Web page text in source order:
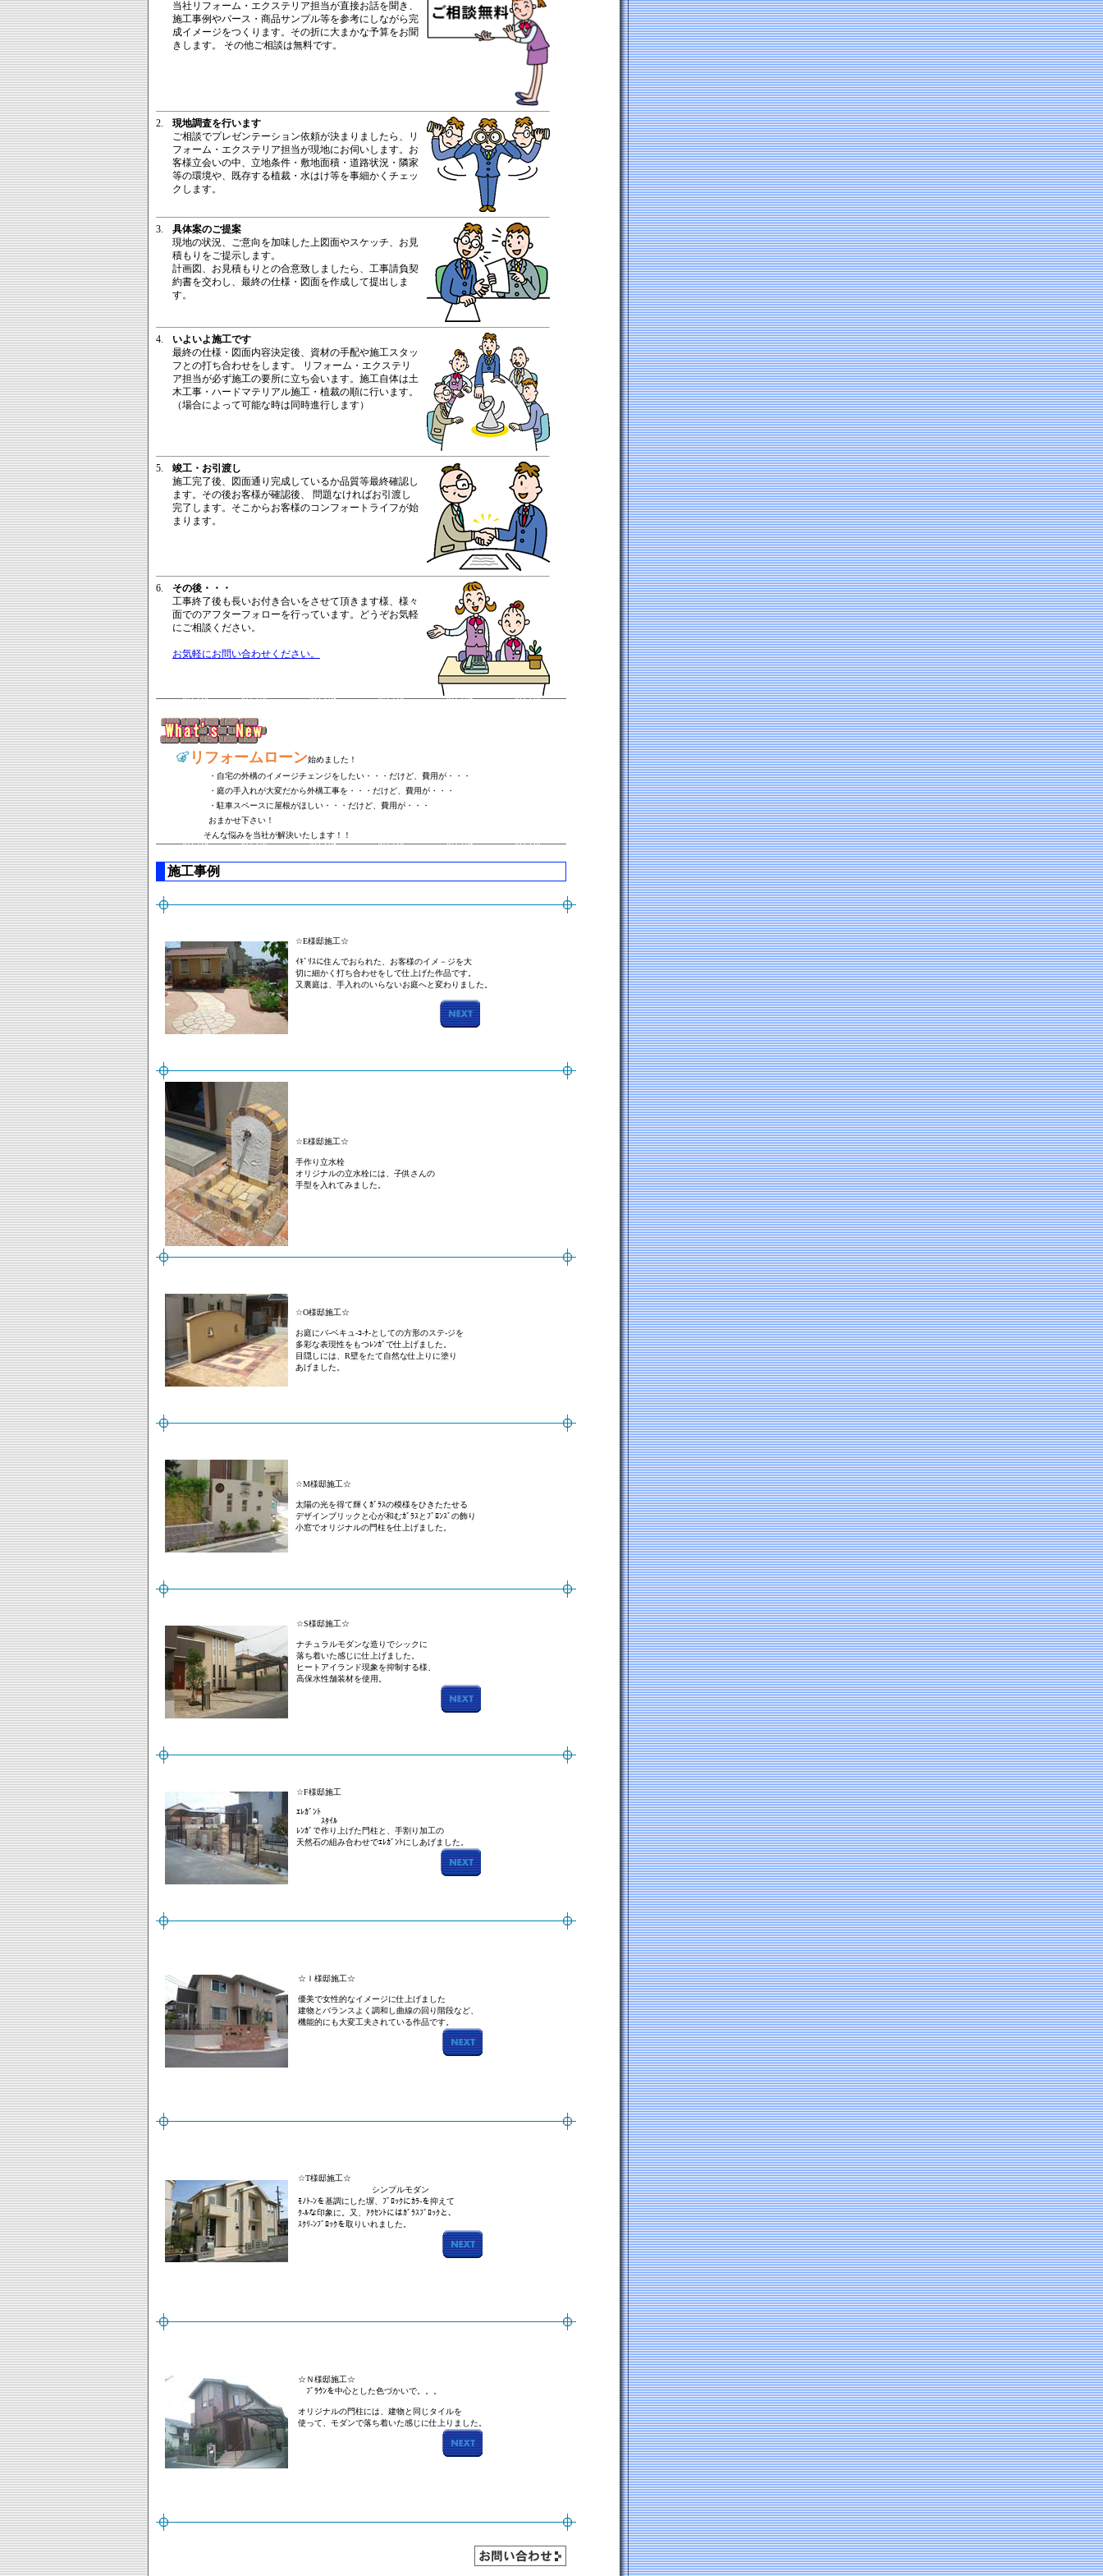
当社リフォーム・エクステリア担当が直接お話を聞き、
施工事例やパース・商品サンプル等を参考にしながら完
成イメージをつくります。その折に大まかな予算をお聞
きします。 その他ご相談は無料です。
2.
現地調査を行います
ご相談でプレゼンテーション依頼が決まりましたら、リ
フォーム・エクステリア担当が現地にお伺いします。お
客様立会いの中、立地条件・敷地面積・道路状況・隣家
等の環境や、既存する植裁・水はけ等を事細かくチェッ
クします。
3.
具体案のご提案
現地の状況、ご意向を加味した上図面やスケッチ、お見
積もりをご提示します。
計画図、お見積もりとの合意致しましたら、工事請負契
約書を交わし、最終の仕様・図面を作成して提出しま
す。
4.
いよいよ施工です
最終の仕様・図面内容決定後、資材の手配や施工スタッ
フとの打ち合わせをします。 リフォーム・エクステリ
ア担当が必ず施工の要所に立ち会います。施工自体は土
木工事・ハードマテリアル施工・植裁の順に行います。
（場合によって可能な時は同時進行します）
5.
竣工・お引渡し
施工完了後、図面通り完成しているか品質等最終確認し
ます。その後お客様が確認後、 問題なければお引渡し
完了します。そこからお客様のコンフォートライフが始
まります。
6.
その後・・・
工事終了後も長いお付き合いをさせて頂きます様、様々
面でのアフターフォローを行っています。どうぞお気軽
にご相談ください。
お気軽にお問い合わせください。
リフォームローン始めました！
・自宅の外構のイメージチェンジをしたい・・・だけど、費用が・・・
・庭の手入れが大変だから外構工事を・・・だけど、費用が・・・
・駐車スペースに屋根がほしい・・・だけど、費用が・・・
おまかせ下さい！
そんな悩みを当社が解決いたします！！
施工事例
☆E様邸施工☆
ｲｷﾞﾘｽに住んでおられた、お客様のイメ－ジを大
切に細かく打ち合わせをして仕上げた作品です。
又裏庭は、手入れのいらないお庭へと変わりました。
☆E様邸施工☆
手作り立水栓
オリジナルの立水栓には、子供さんの
手型を入れてみました。
☆O様邸施工☆
お庭にバ-ベキュ-ｺ-ﾅ-としての方形のステ-ジを
多彩な表現性をもつﾚﾝｶﾞで仕上げました。
目隠しには、R壁をたて自然な仕上りに塗り
あげました。
☆M様邸施工☆
太陽の光を得て輝くｶﾞﾗｽの模様をひきたたせる
デザインブリックと心が和むｶﾞﾗｽとﾌﾞﾛﾝｽﾞの飾り
小窓でオリジナルの門柱を仕上げました。
☆S様邸施工☆
ナチュラルモダンな造りでシックに
落ち着いた感じに仕上げました。
ヒートアイランド現象を抑制する様、
高保水性舗装材を使用。
☆F様邸施工
ｴﾚｶﾞﾝﾄ
ｽﾀｲﾙ
ﾚﾝｶﾞで作り上げた門柱と、手割り加工の
天然石の組み合わせでｴﾚｶﾞﾝﾄにしあげました。
☆Ｉ様邸施工☆
優美で女性的なイメージに仕上げました
建物とバランスよく調和し曲線の回り階段など、
機能的にも大変工夫されている作品です。
☆T様邸施工☆
シンプルモダン
ﾓﾉﾄ-ﾝを基調にした塀、ﾌﾞﾛｯｸにｶﾗ-を抑えて
ｸ-ﾙな印象に。又、ｱｸｾﾝﾄにはｶﾞﾗｽﾌﾞﾛｯｸと、
ｽｸﾘ-ﾝﾌﾞﾛｯｸを取りいれました。
☆Ｎ様邸施工☆
ﾌﾞﾗｳﾝを中心とした色づかいで。。。
オリジナルの門柱には、建物と同じタイルを
使って、モダンで落ち着いた感じに仕上りました。